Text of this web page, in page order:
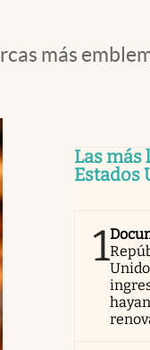
más
Las más
Estados
1